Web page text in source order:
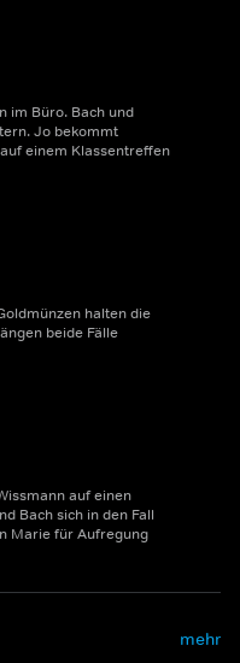
im Büro. Bach und
Jo bekommt
einem Klassentreffen
halten die
beide Fälle
auf einen
Bach sich in den Fall
Marie für Aufregung
mehr